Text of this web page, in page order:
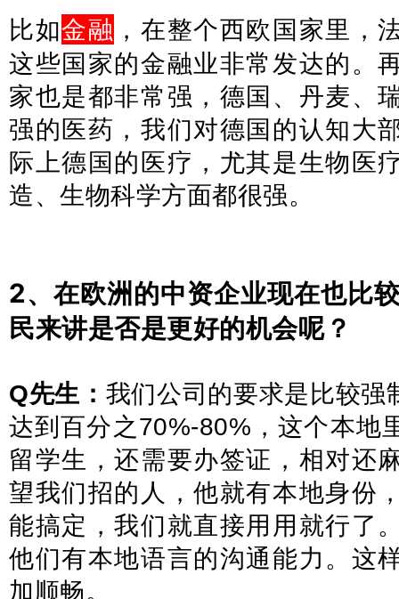
比如金融 ，在整个西欧国家里，
这些国家的金融业非常发达的。
家也是都非常强，德国、丹麦、
强的医药，我们对德国的认知大
际上德国的医疗，尤其是生物医
造、生物科学方面都很强。
2、在欧洲的中资企业现在也比
民来讲是否是更好的机会呢？
Q先生： 我们公司的要求是比较强
达到百分之70%-80%，这个本地
留学生，还需要办签证，相对还
望我们招的人，他就有本地身份
能搞定，我们就直接用用就行了
他们有本地语言的沟通能力。这
加顺畅。